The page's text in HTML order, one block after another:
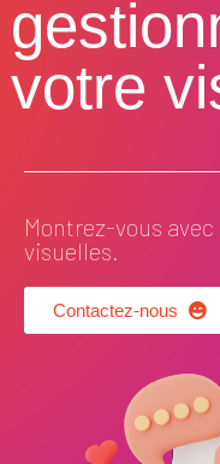
votre
Montrez-vous
visuelles.
Contactez-nous